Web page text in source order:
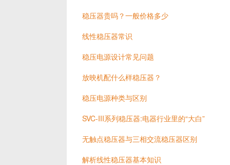
稳压器贵吗？一般价格多少
线性稳压器常识
稳压电源设计常见问题
放映机配什么样稳压器？
稳压电源种类与区别
SVC-III系列稳压器:电器行业里的“大白”
无触点稳压器与三相交流稳压器区别
解析线性稳压器基本知识